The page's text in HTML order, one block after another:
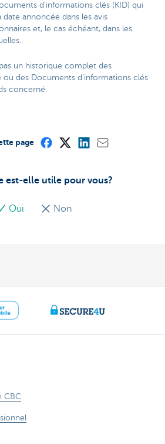
d'informations clés (KID) qui
annoncée dans les avis
et, le cas échéant, dans les
un historique complet des
ou des Documents d'informations clés
concerné.
est-elle utile pour vous?
Oui Non
page
CBC